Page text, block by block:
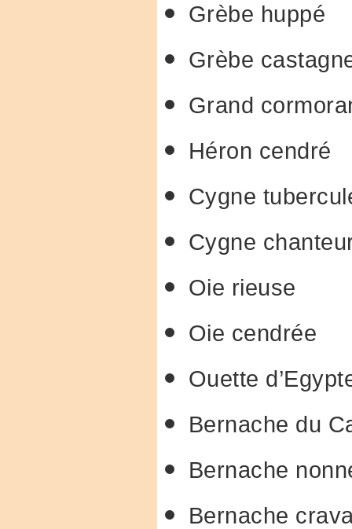
Grèbe huppé
Grèbe
Grand
Héron cendré
Cygne
Cygne
Oie rieuse
Oie cendrée
Ouette
Bernache du
Bernache
Bernache